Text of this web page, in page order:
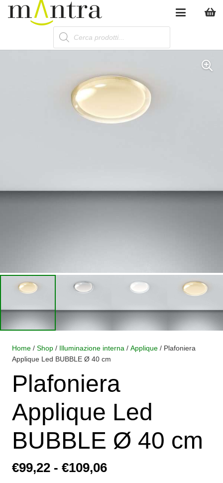
Products
search
Home / Shop / Illuminazione interna / Applique / Plafoniera
Applique Led BUBBLE Ø 40 cm
Plafoniera
Applique Led
BUBBLE Ø 40 cm
€99,22 - €109,06Fascia